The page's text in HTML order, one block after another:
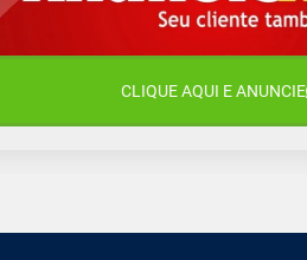
11 de agosto
CLIQUE AQUI E ANUNCIE